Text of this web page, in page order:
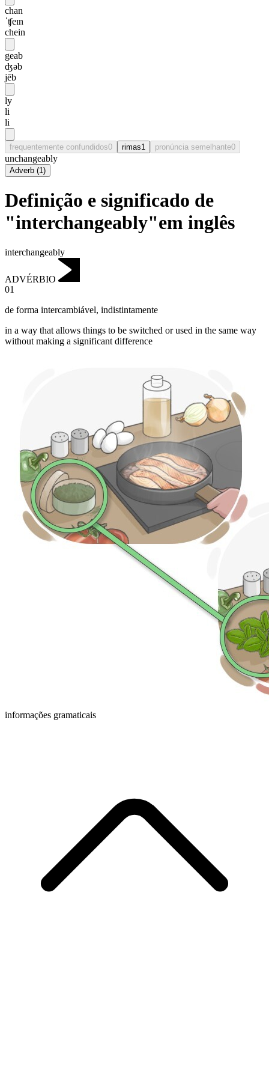
chan
ˈʧeɪn
chein
geab
ʤəb
jēb
ly
li
li
frequentemente confundidos0 rimas1 pronúncia semelhante0
unchangeably
Adverb (1)
Definição e significado de
"interchangeably"em inglês
interchangeably
ADVÉRBIO
01
de forma intercambiável, indistintamente
in a way that allows things to be switched or used in the same way
without making a significant difference
informações gramaticais